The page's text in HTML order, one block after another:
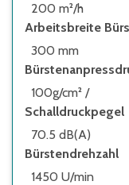
200 m²/h
Arbeitsbreite
300 mm
100g/cm² /
Schalldruckpegel
70.5 dB(A)
Bürstendrehzahl
1450 U/min